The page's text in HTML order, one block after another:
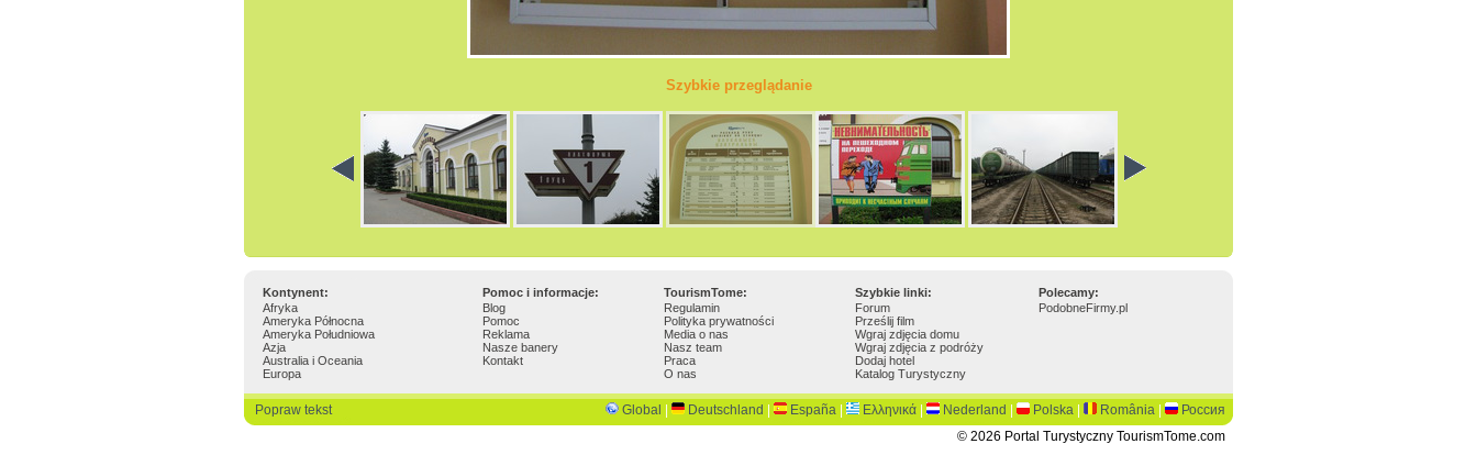
Szybkie przeglądanie
Kontynent: Pomoc i informacje: TourismTome: Szybkie linki:
Polecamy:
Afryka
Ameryka Północna
Ameryka Południowa
Azja
Australia i Oceania
Europa
Blog
Pomoc
Reklama
Nasze banery
Kontakt
Regulamin
Polityka prywatności
Media o nas
Nasz team
Praca
O nas
Forum
Prześlij film
Wgraj zdjęcia domu
Wgraj zdjęcia z podróży
Dodaj hotel
Katalog Turystyczny
PodobneFirmy.pl
Popraw tekst Global Deutschland España Ελληνικά Nederland Polska România
Россия
© 2026 Portal Turystyczny TourismTome.com